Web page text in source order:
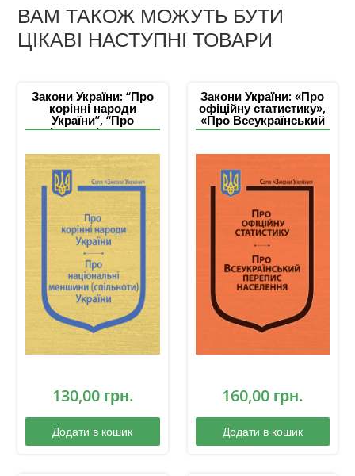
ВАМ ТАКОЖ МОЖУТЬ БУТИ
ЦІКАВІ НАСТУПНІ ТОВАРИ
Закони України: “Про
корінні народи
України”, “Про
національні меншини
130,00 грн.
Додати в кошик
Закони України: «Про
офіційну статистику»,
«Про Всеукраїнський
перепис населення»
160,00 грн.
Додати в кошик